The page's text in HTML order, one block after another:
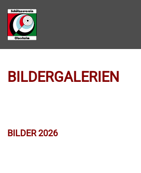
Zum Hauptinhalt springen
BILDERGALERIEN
BILDER 2026